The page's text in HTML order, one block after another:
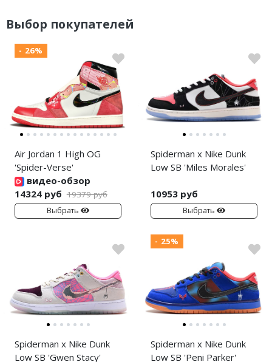
Выбор покупателей
- 26%
Air Jordan 1 High OG
'Spider-Verse'
видео-обзор
14324 руб 19379 руб
Выбрать
Spiderman x Nike Dunk
Low SB 'Miles Morales'
10953 руб
Выбрать
Spiderman x Nike Dunk
Low SB 'Gwen Stacy'
- 25%
Spiderman x Nike Dunk
Low SB 'Peni Parker'